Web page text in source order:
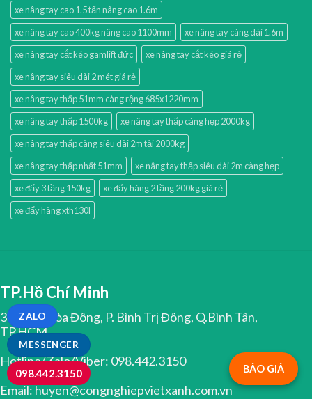
xe nâng tay cao 1.5 tấn nâng cao 1.6m
xe nâng tay cao 400kg nâng cao 1100mm
xe nâng tay càng dài 1.6m
xe nâng tay cắt kéo gamlift đức
xe nâng tay cắt kéo giá rẻ
xe nâng tay siêu dài 2 mét giá rẻ
xe nâng tay thấp 51mm càng rộng 685x1220mm
xe nâng tay thấp 1500kg
xe nâng tay thấp càng hẹp 2000kg
xe nâng tay thấp càng siêu dài 2m tải 2000kg
xe nâng tay thấp nhất 51mm
xe nâng tay thấp siêu dài 2m càng hẹp
xe đẩy 3 tầng 150kg
xe đẩy hàng 2 tầng 200kg giá rẻ
xe đẩy hàng xth130l
TP.Hồ Chí Minh
334 Tân Hòa Đông, P. Bình Trị Đông, Q.Bình Tân,
TP.HCM
Hotline/Zalo/Viber: 098.442.3150
Email: huyen@congnghiepvietxanh.com.vn
BÁO GIÁ
MESSENGER
ZALO
098.442.3150